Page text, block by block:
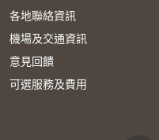
各地聯絡資訊
機場及交通資訊
意見回饋
可選服務及費用